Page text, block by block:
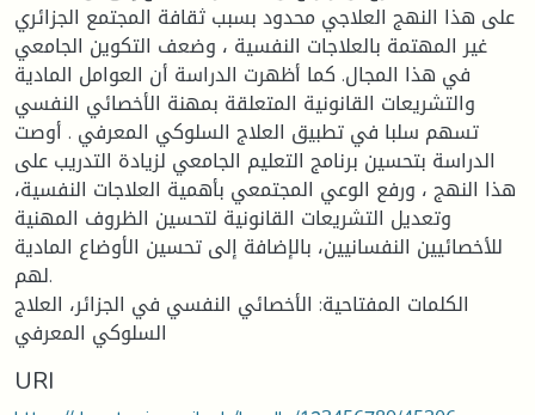
على هذا النهج العلاجي محدود بسبب ثقافة المجتمع الجزائري
غير المهتمة بالعلاجات النفسية ، وضعف التكوين الجامعي
في هذا المجال. كما أظهرت الدراسة أن العوامل المادية
والتشريعات القانونية المتعلقة بمهنة الأخصائي النفسي
تسهم سلبا في تطبيق العلاج السلوكي المعرفي . أوصت
الدراسة بتحسين برنامج التعليم الجامعي لزيادة التدريب على
هذا النهج ، ورفع الوعي المجتمعي بأهمية العلاجات النفسية،
وتعديل التشريعات القانونية لتحسين الظروف المهنية
للأخصائيين النفسانيين، بالإضافة إلى تحسين الأوضاع المادية
لهم.
الكلمات المفتاحية: الأخصائي النفسي في الجزائر، العلاج
السلوكي المعرفي
URI